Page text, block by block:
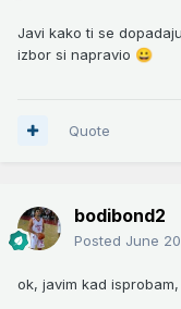
Javi kako ti se
izbor si napravio 😀
Quote
bodibond2
Posted June
ok, javim kad isprobam,